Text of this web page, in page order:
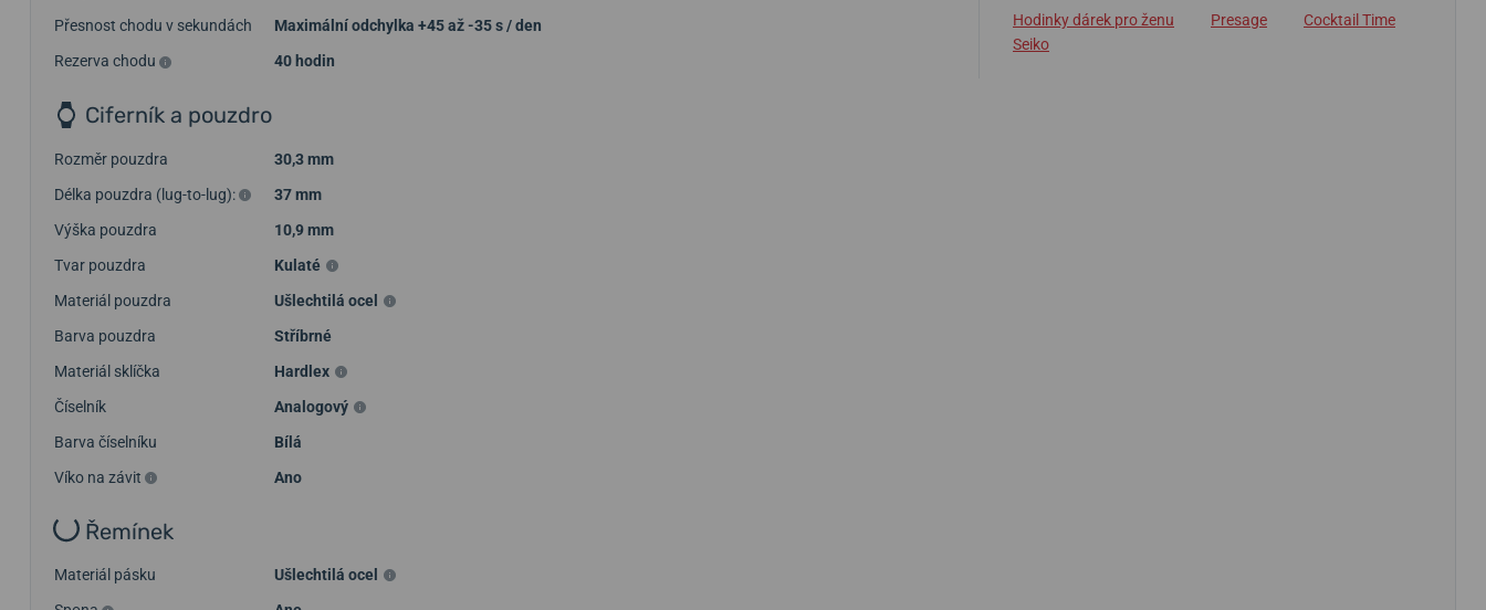
Přesnost chodu v sekundách
Maximální odchylka +45 až -35 s / den
Rezerva chodu
40 hodin
Ciferník a pouzdro
Rozměr pouzdra
30,3 mm
Délka pouzdra (lug-to-lug):
37 mm
Výška pouzdra
10,9 mm
Tvar pouzdra
Kulaté
Materiál pouzdra
Ušlechtilá ocel
Barva pouzdra
Stříbrné
Materiál sklíčka
Hardlex
Číselník
Analogový
Barva číselníku
Bílá
Víko na závit
Ano
Řemínek
Materiál pásku
Ušlechtilá ocel
Hodinky dárek pro ženu Presage
Cocktail Time
Seiko